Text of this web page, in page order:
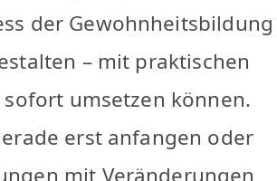
der Gewohnheitsbildung
– mit praktischen
sofort umsetzen können.
erst anfangen oder
mit Veränderungen